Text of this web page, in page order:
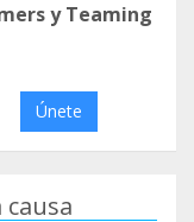
y Teaming
Únete